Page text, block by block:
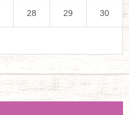
28 29 30